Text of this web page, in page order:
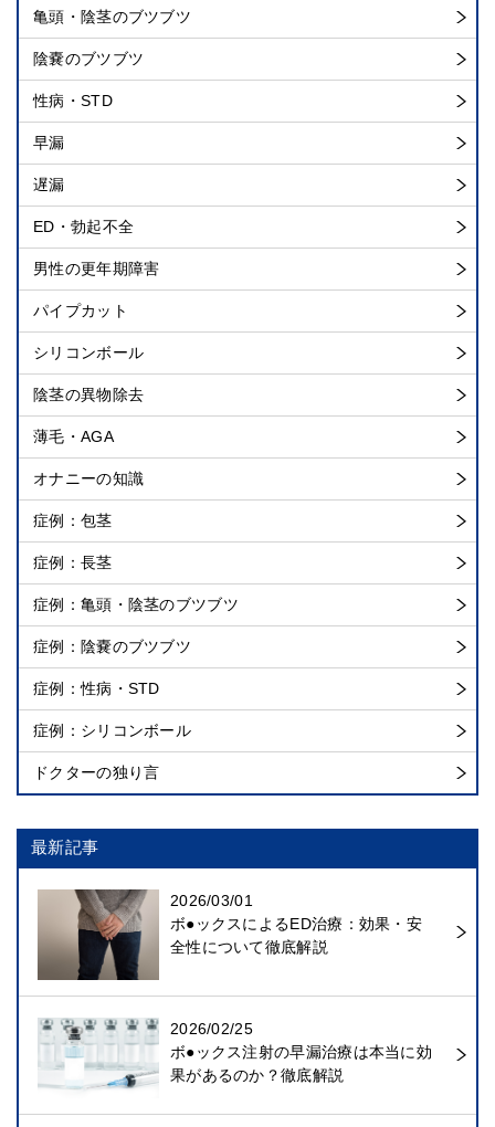
亀頭・陰茎のブツブツ
陰嚢のブツブツ
性病・STD
早漏
遅漏
ED・勃起不全
男性の更年期障害
パイプカット
シリコンボール
陰茎の異物除去
薄毛・AGA
オナニーの知識
症例：包茎
症例：長茎
症例：亀頭・陰茎のブツブツ
症例：陰嚢のブツブツ
症例：性病・STD
症例：シリコンボール
ドクターの独り言
最新記事
2026/03/01
ボ●ックスによるED治療：効果・安
全性について徹底解説
2026/02/25
ボ●ックス注射の早漏治療は本当に効
果があるのか？徹底解説